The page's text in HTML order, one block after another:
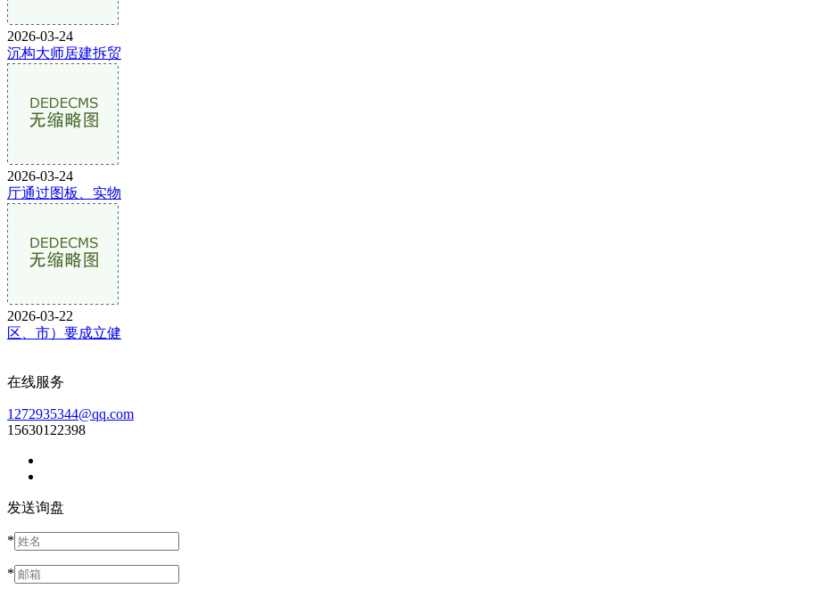
2026-03-24
沉构大师居建拆贸
2026-03-24
厅通过图板、实物
2026-03-22
区、市）要成立健
在线服务
1272935344@qq.com
15630122398
发送询盘
*
*